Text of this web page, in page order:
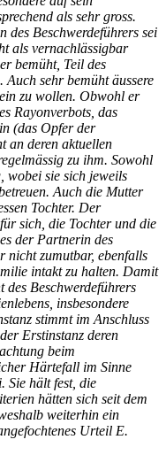
als sehr gross.
Beschwerdeführers sei
als vernachlässigbar
bemüht, Teil des
Auch sehr bemüht äussere
zu wollen. Obwohl er
Rayonverbots, das
(das Opfer der
an deren aktuellen
zu ihm. Sowohl
wobei sie sich jeweils
Auch die Mutter
Tochter. Der
sich, die Tochter und die
der Partnerin des
nicht zumutbar, ebenfalls
intakt zu halten. Damit
des Beschwerdeführers
insbesondere
stimmt im Anschluss
Erstinstanz deren
beim
Härtefall im Sinne
Sie hält fest, die
hätten sich seit dem
weiterhin ein
Urteil E.